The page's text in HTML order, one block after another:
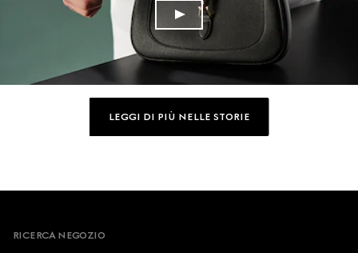
LEGGI DI PIÙ NELLE STORIE
Footer
RICERCA NEGOZIO